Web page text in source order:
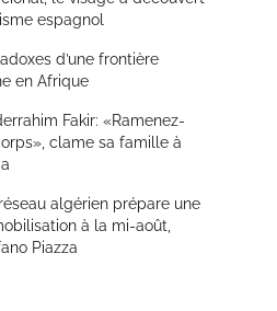
espagnol
d’une frontière
en Afrique
Fakir: «Ramenez-
clame sa famille à
algérien prépare une
à la mi-août,
Piazza